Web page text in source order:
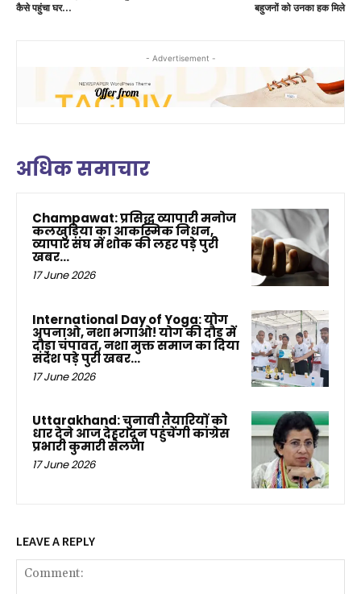
कैसे पहुंचा घर…
बहुजनों को उनका हक मिले
- Advertisement -
अधिक समाचार
Champawat: प्रसिद्ध व्यापारी मनोज
कलखुड़िया का आकस्मिक निधन,
व्यापार संघ में शोक की लहर पड़े पुरी
खबर…
17 June 2026
International Day of Yoga: योग
अपनाओ, नशा भगाओ! योग की दौड़ में
दौड़ा चंपावत, नशा मुक्त समाज का दिया
संदेश पड़े पुरी खबर…
17 June 2026
Uttarakhand: चुनावी तैयारियों को
धार देने आज देहरादून पहुंचेंगी कांग्रेस
प्रभारी कुमारी सैलजा
17 June 2026
LEAVE A REPLY